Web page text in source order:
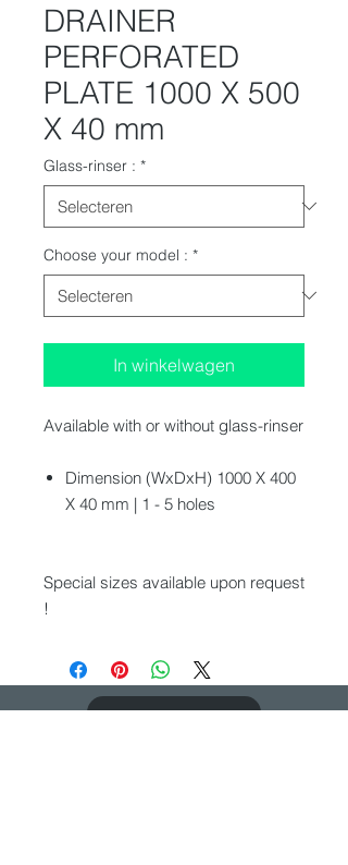
DRAINER
PERFORATED
PLATE 1000 X 500
X 40 mm
Glass-rinser : *
Choose your model : *
In winkelwagen
Available with or without glass-rinser
Dimension (WxDxH) 1000 X 400
X 40 mm | 1 - 5 holes
Special sizes available upon request
!